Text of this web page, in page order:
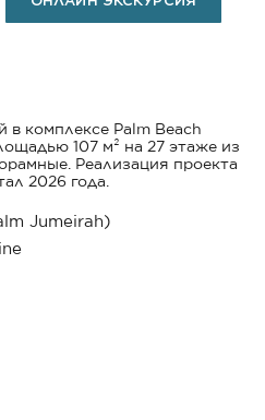
в комплексе Palm Beach
107 м² на 27 этаже из
Реализация проекта
2026 года.
Jumeirah)